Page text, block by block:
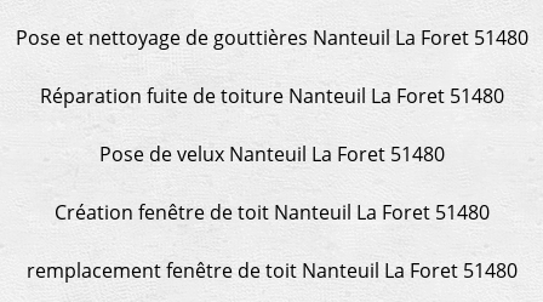
Pose et nettoyage de gouttières Nanteuil La Foret 51480
Réparation fuite de toiture Nanteuil La Foret 51480
Pose de velux Nanteuil La Foret 51480
Création fenêtre de toit Nanteuil La Foret 51480
remplacement fenêtre de toit Nanteuil La Foret 51480